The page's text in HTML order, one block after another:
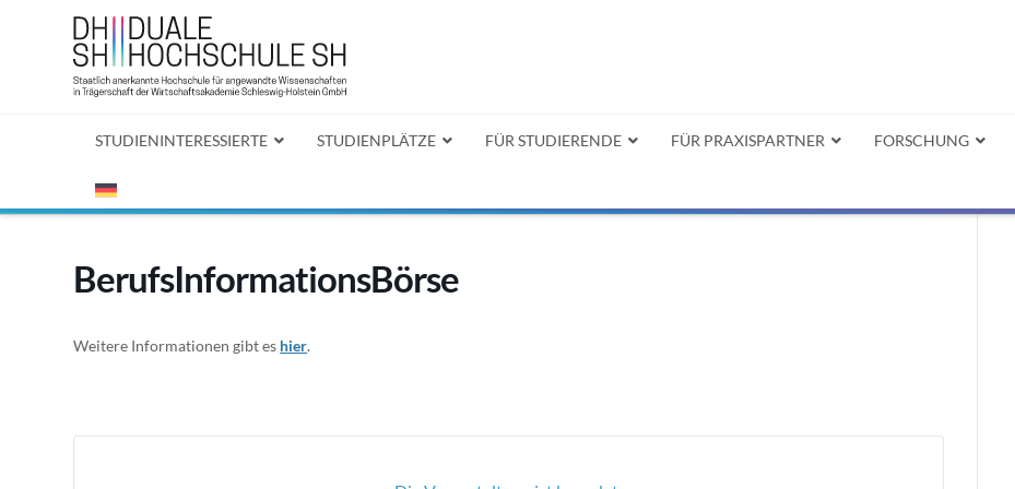
STUDIENINTERESSIERTE STUDIENPLÄTZE FÜR STUDIERENDE FÜR PRAXISPARTNER FORSCHUNG
BerufsInformationsBörse
Weitere Informationen gibt es hier.